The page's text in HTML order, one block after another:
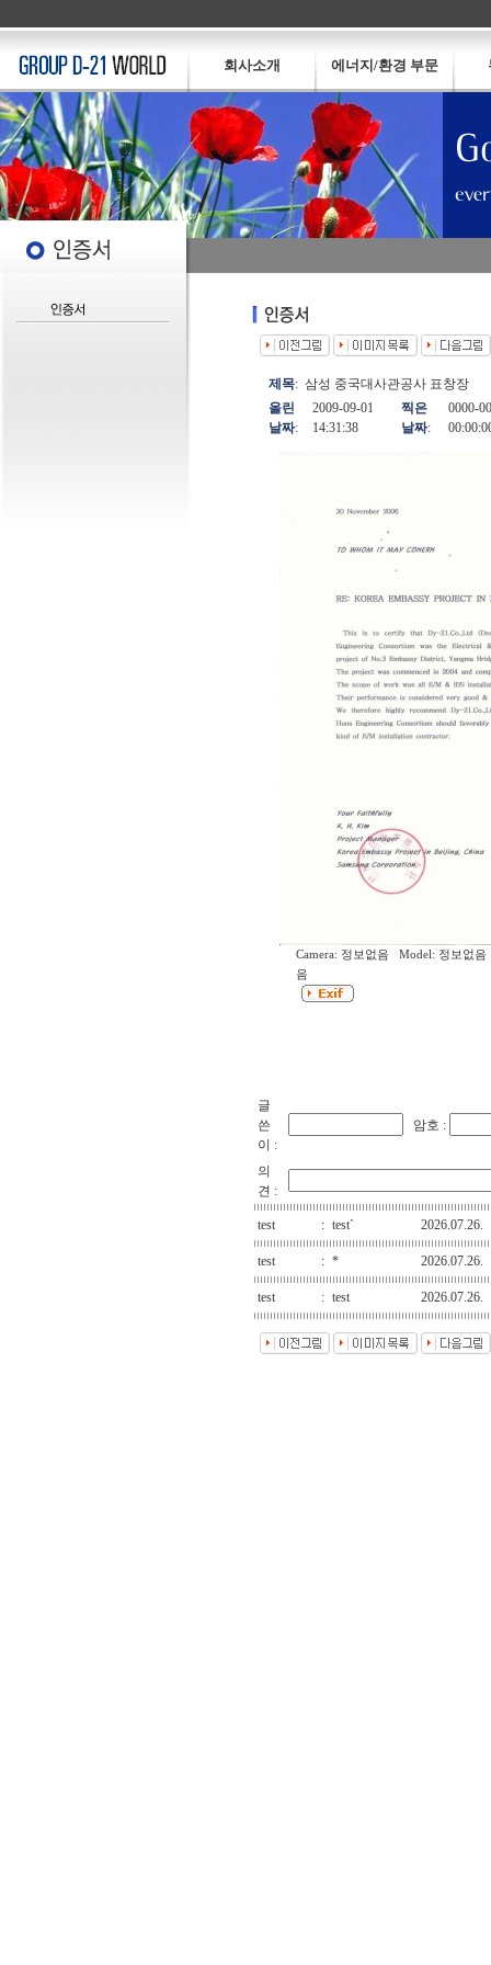
회사소개 에너지/환경 부문
제목: 삼성 중국대사관공사 표창장
올린
날짜:
2009-09-01
14:31:38
찍은
날짜:
0000-
Camera: 정보없음 Model: 정보없
음
글
쓴
이 :
암호 :
의
견 :
test : test` 2026.07.26.
test : * 2026.07.26.
test : test 2026.07.26.